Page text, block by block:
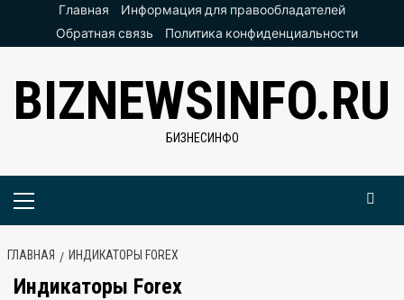
ПерейтиГлавная
Информация для правообладателей
Обратная связь
Политика конфиденциальности
BIZNEWSINFO.RU
БИЗНЕСИНФО
Основное
ГЛАВНАЯ ИНДИКАТОРЫ FOREX
Индикаторы Forex